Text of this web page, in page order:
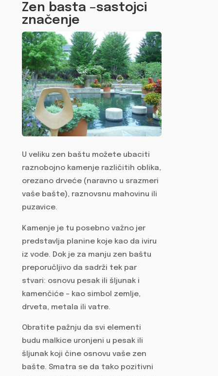
Zen basta –sastojci
značenje
U veliku zen baštu možete ubaciti
raznobojno kamenje različitih oblika,
orezano drveće (naravno u srazmeri
vaše bašte), raznovsnu mahovinu ili
puzavice.
Kamenje je tu posebno važno jer
predstavlja planine koje kao da iviru
iz vode. Dok je za manju zen baštu
preporučljivo da sadrži tek par
stvari: osnovu pesak ili šljunak i
kamenčiće – kao simbol zemlje,
drveta, metala ili vatre.
Obratite pažnju da svi elementi
budu malkice uronjeni u pesak ili
šljunak koji čine osnovu vaše zen
bašte. Smatra se da tako pozitivni